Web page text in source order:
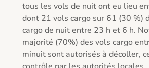
tous les vols de nuit ont eu lieu
dont 21 vols cargo sur 61 (30 %)
cargo de nuit entre 23 h et 6 h.
majorité (70%) des vols cargo
minuit sont autorisés à décoller,